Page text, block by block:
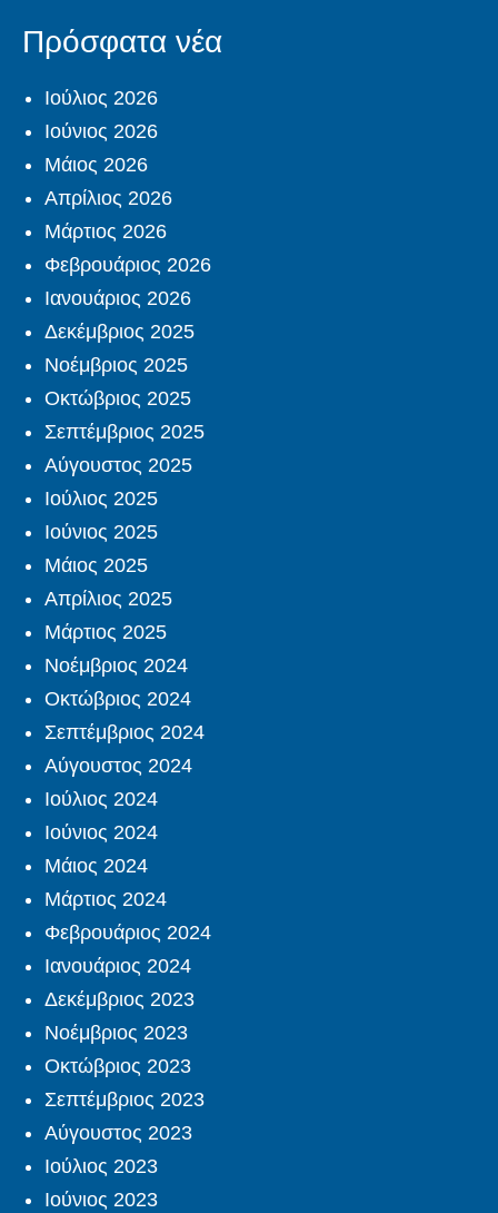
Πρόσφατα νέα
Ιούλιος 2026
Ιούνιος 2026
Μάιος 2026
Απρίλιος 2026
Μάρτιος 2026
Φεβρουάριος 2026
Ιανουάριος 2026
Δεκέμβριος 2025
Νοέμβριος 2025
Οκτώβριος 2025
Σεπτέμβριος 2025
Αύγουστος 2025
Ιούλιος 2025
Ιούνιος 2025
Μάιος 2025
Απρίλιος 2025
Μάρτιος 2025
Νοέμβριος 2024
Οκτώβριος 2024
Σεπτέμβριος 2024
Αύγουστος 2024
Ιούλιος 2024
Ιούνιος 2024
Μάιος 2024
Μάρτιος 2024
Φεβρουάριος 2024
Ιανουάριος 2024
Δεκέμβριος 2023
Νοέμβριος 2023
Οκτώβριος 2023
Σεπτέμβριος 2023
Αύγουστος 2023
Ιούλιος 2023
Ιούνιος 2023